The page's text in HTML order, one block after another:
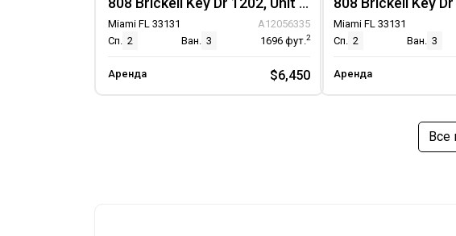
Miami FL 33131
A12056335
Сп. 2 Ван. 3 1696 фут.2
Аренда $6,450
Miami FL 33131
Сп. 2 Ван. 3
Аренда
Все